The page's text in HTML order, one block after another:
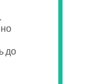
до